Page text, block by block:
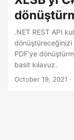
.NET REST API
dönüştüreceğinizi
PDF’ye
basit kılavuz.
October 19, 2021